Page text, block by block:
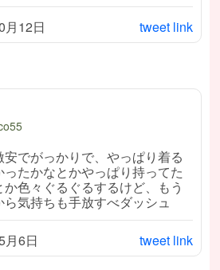
月12日 tweet link
でがっかりで、やっぱり着る
たかなとかやっぱり持ってた
色々ぐるぐるするけど、もう
気持ちも手放すべダッシュ
月6日 tweet link